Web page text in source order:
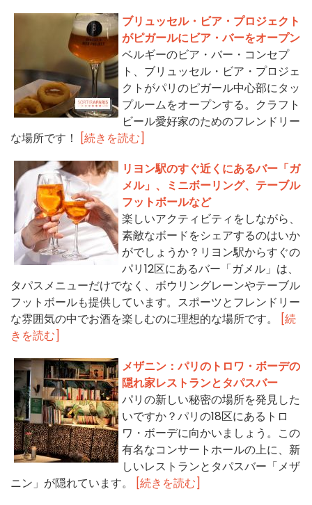
ブリュッセル・ビア・プロジェクト
がピガールにビア・バーをオープン
ベルギーのビア・バー・コンセプ
ト、ブリュッセル・ビア・プロジェ
クトがパリのピガール中心部にタッ
プルームをオープンする。クラフト
ビール愛好家のためのフレンドリー
な場所です！
[続きを読む]
リヨン駅のすぐ近くにあるバー「ガ
メル」、ミニボーリング、テーブル
フットボールなど
楽しいアクティビティをしながら、
素敵なボードをシェアするのはいか
がでしょうか？リヨン駅からすぐの
パリ12区にあるバー「ガメル」は、
タパスメニューだけでなく、ボウリングレーンやテーブル
フットボールも提供しています。スポーツとフレンドリー
な雰囲気の中でお酒を楽しむのに理想的な場所です。
[続
きを読む]
メザニン：パリのトロワ・ボーデの
隠れ家レストランとタパスバー
パリの新しい秘密の場所を発見した
いですか？パリの18区にあるトロ
ワ・ボーデに向かいましょう。この
有名なコンサートホールの上に、新
しいレストランとタパスバー「メザ
ニン」が隠れています。
[続きを読む]